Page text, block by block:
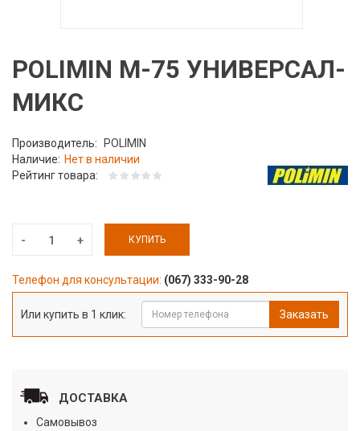
POLIMIN М-75 УНИВЕРСАЛ-
МИКС
Производитель:
POLIMIN
Наличие: Нет в наличии
Рейтинг товара:
КУПИТЬ
Телефон для консультации: (067) 333-90-28
Или купить в 1 клик: Заказать
ДОСТАВКА
Самовывоз